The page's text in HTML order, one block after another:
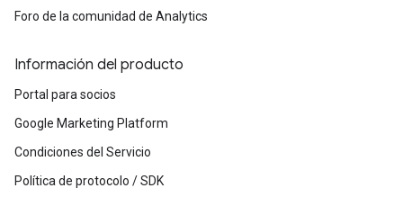
Foro de la comunidad de Analytics
Información del producto
Portal para socios
Google Marketing Platform
Condiciones del Servicio
Política de protocolo / SDK